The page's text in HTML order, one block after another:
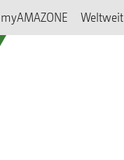
myAMAZONE Weltweit